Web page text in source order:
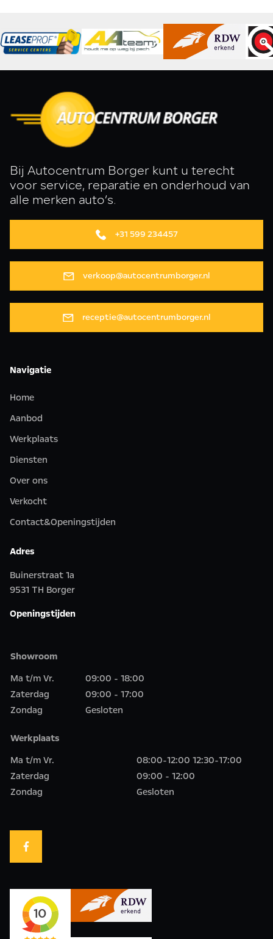
Bij Autocentrum Borger kunt u terecht
voor service, reparatie en onderhoud van
alle merken auto’s.
+31 599 234457
verkoop@autocentrumborger.nl
receptie@autocentrumborger.nl
Navigatie
Home
Aanbod
Werkplaats
Diensten
Over ons
Verkocht
Contact&Openingstijden
Adres
Buinerstraat 1a
9531 TH Borger
Openingstijden
Showroom
Ma t/m Vr.
09:00 - 18:00
Zaterdag
09:00 - 17:00
Zondag
Gesloten
Werkplaats
Ma t/m Vr.
08:00-12:00 12:30-17:00
Zaterdag
09:00 - 12:00
Zondag
Gesloten